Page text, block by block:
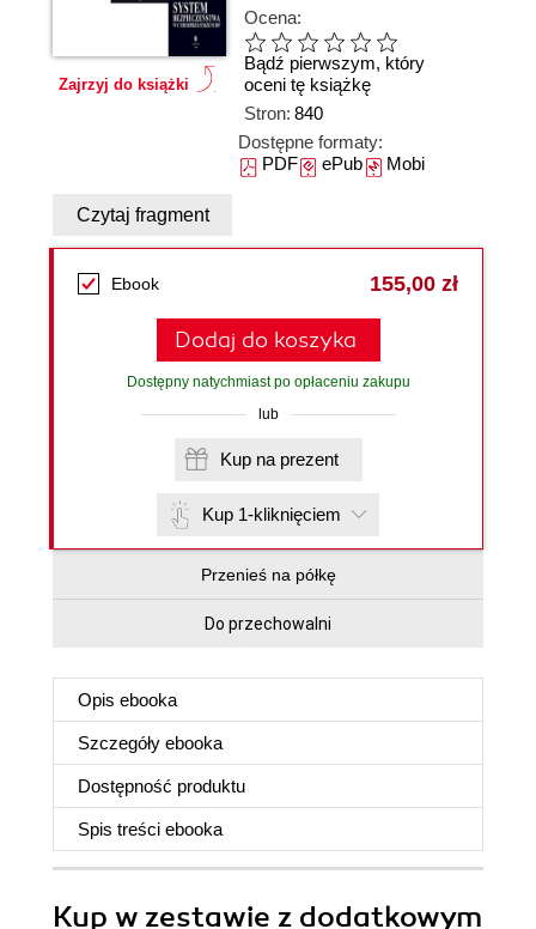
Zajrzyj do książki
Ocena:
Bądź pierwszym, który
oceni tę książkę
Stron: 840
Dostępne formaty:
PDFePubMobi
Czytaj fragment
Ebook 155,00 zł
Dodaj do koszyka
Dostępny natychmiast po opłaceniu zakupu
lub
Kup na prezent
Kup 1-kliknięciem
Przenieś na półkę
Do przechowalni
Opis ebooka
Szczegóły ebooka
Dostępność produktu
Spis treści ebooka
Kup w zestawie z dodatkowym